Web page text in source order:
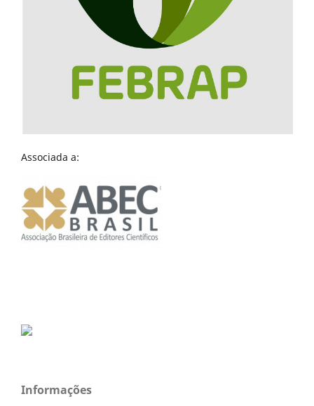
Associada a:
Informações